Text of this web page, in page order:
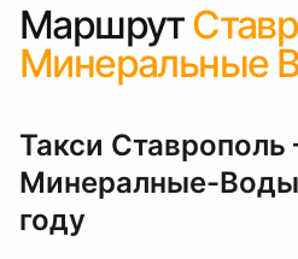
Маршрут
Минеральные
Такси
Минералные-
году